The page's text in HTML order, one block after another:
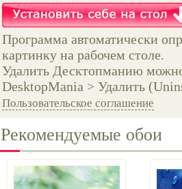
Программа автоматически
картинку на рабочем столе.
Удалить Десктопманию
DesktopMania > Удалить
Пользовательское соглашение
Рекомендуемые обои